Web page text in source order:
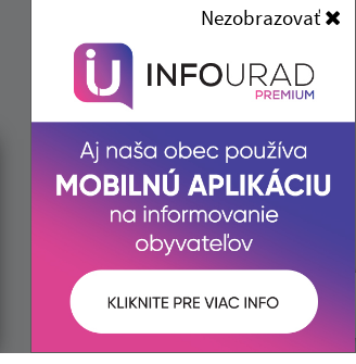
Obecný úrad (Borša)
Ružová 188/2
076 32 Borša
+421 56 679 22 13
IČO: 00331341
Nezobrazovať